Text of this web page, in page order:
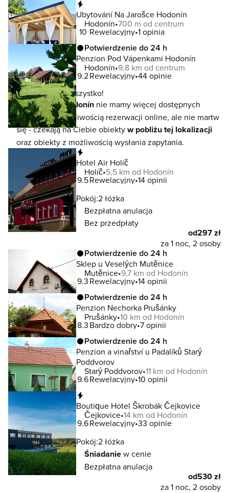
Ubytování Na Jarošce Hodonín
Hodonín 700 m od centrum
10 Rewelacyjny 1 opinia
Potwierdzenie do 24 h
Penzion Pod Vápenkami Hodonín
Hodonín 9,8 km od centrum
9.2Rewelacyjny 44 opinie
To jeszcze nie wszystko!
W lokalizacjiHodonín nie mamy więcej dostępnych
noclegów z możliwością rezerwacji online, ale nie martw
się - czekają na Ciebie obiektyw pobliżu tej lokalizacji
oraz obiekty z możliwością wysłania zapytania.
Hotel Air Holíč
Holíč 5,5 km od Hodonín
9.5Rewelacyjny 14 opinii
Pokój:2 łóżka
Bezpłatna anulacja
Bez przedpłaty
od297 zł
za 1 noc, 2 osoby
Potwierdzenie do 24 h
Sklep u Veselých Mutěnice
Mutěnice 9,7 km od Hodonín
9.3Rewelacyjny 14 opinii
Potwierdzenie do 24 h
Penzion Nechorka Prušánky
Prušánky 10 km od Hodonín
8.3Bardzo dobry 7 opinii
Potwierdzenie do 24 h
Penzion a vinařství u Padalíků Starý
Poddvorov
Starý Poddvorov 11 km od Hodonín
9.6Rewelacyjny 10 opinii
Boutique Hotel Škrobák Čejkovice
Čejkovice 14 km od Hodonín
9.6Rewelacyjny 33 opinie
Pokój:2 łóżka
Śniadaniew cenie
Bezpłatna anulacja
od530 zł
za 1 noc, 2 osoby